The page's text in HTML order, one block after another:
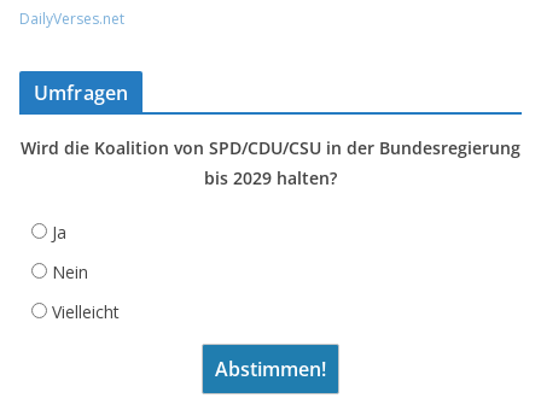
DailyVerses.net
Umfragen
Wird die Koalition von SPD/CDU/CSU in der Bundesregierung
bis 2029 halten?
Ja
Nein
Vielleicht